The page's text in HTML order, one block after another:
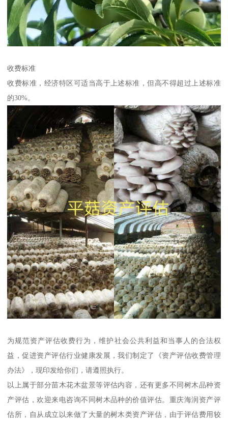
收费标准
收费标准，经济特区可适当高于上述标准，但高不得超过上述标准
的30%。
为规范资产评估收费行为，维护社会公共利益和当事人的合法权
益，促进资产评估行业健康发展，我们制定了《资产评估收费管理
办法》，现印发给你们，请遵照执行。
以上属于部分苗木花木盆景等评估内容，还有更多不同树木品种资
产评估，欢迎来电咨询不同树木品种的价值评估。重庆海润资产评
估所，自从成立以来做了大量的树木类资产评估，由于评估费用较